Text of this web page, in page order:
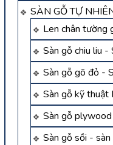
SÀN GỖ TỰ
Len chân tường
Sàn gỗ chiu liu -
Sàn gỗ gõ đỏ -
Sàn gỗ kỹ thuật
Sàn gỗ
Sàn gỗ sồi -